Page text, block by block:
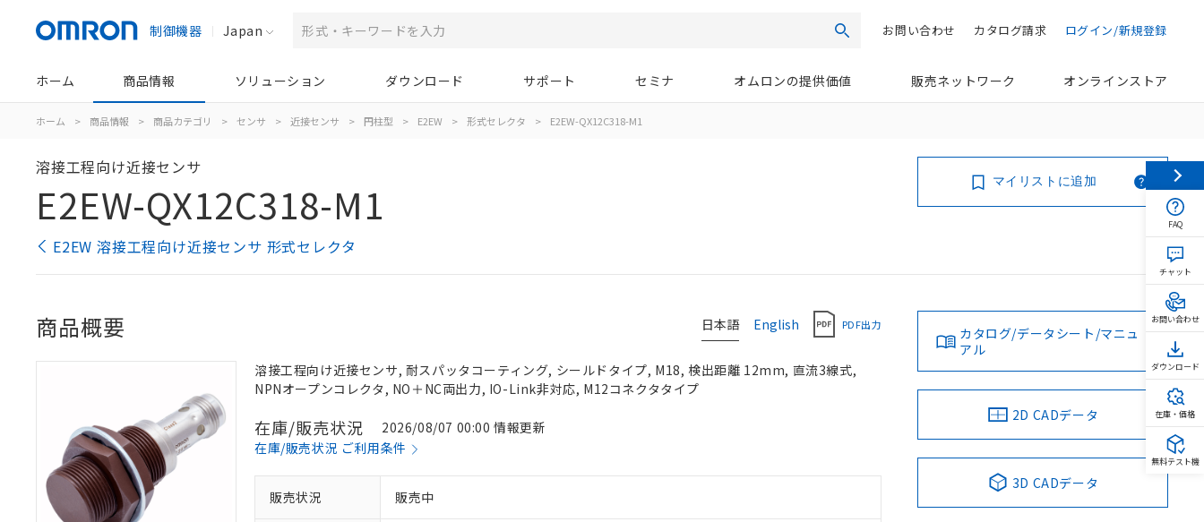
制御機器 Japan 検索 ログイン/新規登録
カタログ請求
お問い合わせ
ホーム 商品情報 ソリューション ダウンロード サポート セミナ オムロンの提供価値 販売ネットワーク オンラインストア
ホーム > 商品情報 > 商品カテゴリ > センサ > 近接センサ > 円柱型 > E2EW > 形式セレクタ > E2EW-QX12C318-M1
溶接工程向け近接センサ
E2EW-QX12C318-M1
E2EW 溶接工程向け近接センサ 形式セレクタ
マイリストに追加
日本語 English PDF出力
商品概要
溶接工程向け近接センサ, 耐スパッタコーティング, シールドタイプ, M18, 検出距離 12mm, 直流3線式,
NPNオープンコレクタ, NO＋NC両出力, IO-Link非対応, M12コネクタタイプ
在庫/販売状況
2026/08/07 00:00 情報更新
在庫/販売状況 ご利用条件
販売状況 販売中
カタログ/データシート/マニュ
アル
2D CADデータ
3D CADデータ
FAQ
チャット
お問い合わせ
ダウンロード
在庫・価格
無料テスト機